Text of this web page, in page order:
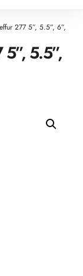
277 5”, 5.5”, 6”,
5.5”,